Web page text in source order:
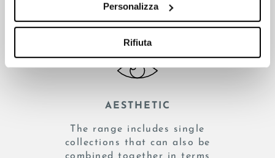
cookie di profilazione, selezionando uno dei bottoni sotto
riportati. Puoi avere maggiori dettagli visionando
l’Informativa estesa cookie. La chiusura del presente
banner comporterà il permanere dei soli cookie tecnici ed
analytics, per i quali non occorre il tuo consenso. Potrai
accedendo al link presente nel footer.
Personalizza
Rifiuta
any space.
AESTHETIC
The range includes single
collections that can also be